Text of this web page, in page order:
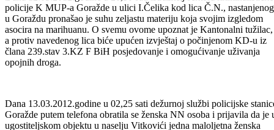
Podijeli:
Odštampaj stranicu
Dana 12.03.2012.godine u 20,30 sati istražitelj sektora kriminalističke
policije K MUP-a Goražde u ulici I.Čelika kod lica Č.N., nastanjenog
u Goraždu pronašao je suhu zeljastu materiju koja svojim izgledom
asocira na marihuanu. O svemu ovome upoznat je Kantonalni tužilac,